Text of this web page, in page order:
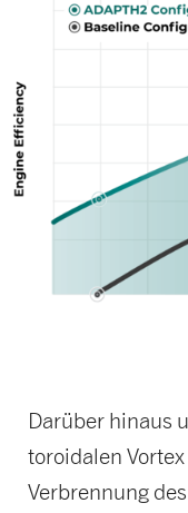
Darüber hinaus
toroidalen
Verbrennung